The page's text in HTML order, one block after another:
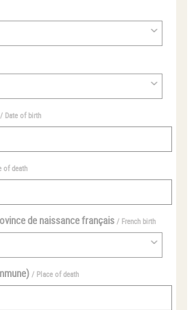
/ Date of birth
of death
de naissance français / French birth
/ Place of death